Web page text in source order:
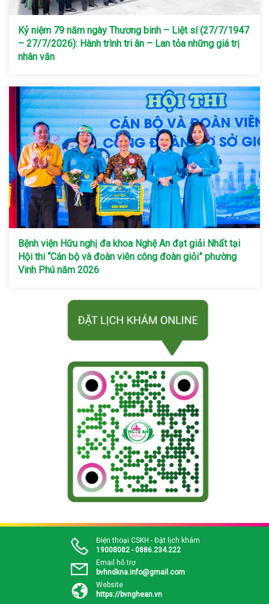
Kỷ niệm 79 năm ngày Thương binh – Liệt sí (27/7/1947
– 27/7/2026): Hành trình tri ân – Lan tỏa những giá trị
nhân văn
Bệnh viện Hữu nghị đa khoa Nghệ An đạt giải Nhất tại
Hội thi “Cán bộ và đoàn viên công đoàn giỏi” phường
Vinh Phú năm 2026
Điện thoại CSKH - Đặt lịch khám
19008082 - 0886.234.222
Email hỗ trợ
bvhndkna.info@gmail.com
Website
https://bvnghean.vn